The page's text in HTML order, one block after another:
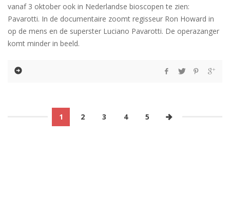
vanaf 3 oktober ook in Nederlandse bioscopen te zien:
Pavarotti. In de documentaire zoomt regisseur Ron Howard in
op de mens en de superster Luciano Pavarotti. De operazanger
komt minder in beeld.
1 2 3 4 5